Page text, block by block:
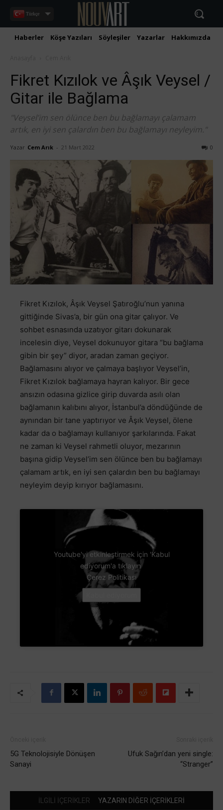
Türkçe
Haberler Köşe Yazıları Söyleşiler Yazarlar Hakkımızda
Fikret Kızılok ve Âşık Veysel /
Gitar ile Bağlama
"Veysel’im sen ölünce ben bu bağlamayı çalamam
artık, en iyi sen çalardın ben bu bağlamayı neyleyim."
Yazar Cem Arık - 21 Mart 2022 0
Fikret Kızılok, Âşık Veysel Şatıroğlu’nun yanına
gittiğinde Sivas’a, bir gün ona gitar çalıyor. Ve
sohbet esnasında uzatıyor gitarı dokunarak
incelesin diye, Veysel dokunuyor gitara “bu bağlama
gibin bir şey” diyor, aradan zaman geçiyor.
Bağlamasını alıyor ve çalmaya başlıyor Veysel’in,
Fikret Kızılok bağlamaya hayran kalıyor. Bir gece
ansızın odasına gizlice girip duvarda asılı olan
bağlamanın kalıbını alıyor, İstanbul’a döndüğünde de
aynından bir tane yaptırıyor ve Âşık Veysel, ölene
kadar da o bağlamayı kullanıyor şarkılarında. Fakat
ne zaman ki Veysel rahmetli oluyor, mezarının
başına gidip Veysel’im sen ölünce ben bu bağlamayı
çalamam artık, en iyi sen çalardın ben bu bağlamayı
neyleyim deyip kırıyor bağlamasını.
Youtube'yi etkinleştirmek için 'Kabul
ediyorum'a tıklayın
Çerez Politikası
5G Teknolojisiyle Dönüşen
Sanayi
Ufuk Sağın’dan yeni single:
“Stranger”
İLGİLİ İÇERİKLER YAZARIN DİĞER İÇERİKLERİ